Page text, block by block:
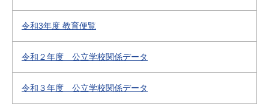
令和3年度 教育便覧
令和２年度 公立学校関係データ
令和３年度 公立学校関係データ